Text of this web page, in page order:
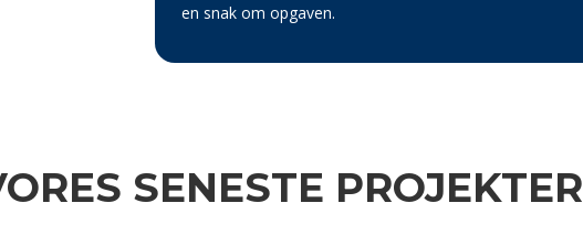
en snak om opgaven.
SENESTE PROJEKTER